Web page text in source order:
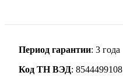
Период гарантии: 3 года
Код ТН ВЭД: 8544499108